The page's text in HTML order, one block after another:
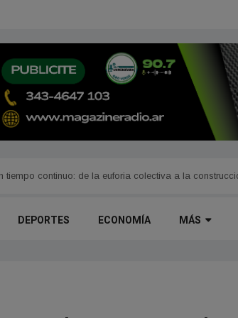
tiempo continuo: de la euforia colectiva a la
DEPORTES ECONOMÍA MÁS